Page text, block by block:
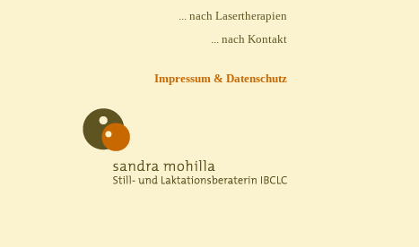
... nach Lasertherapien
... nach Kontakt
Impressum & Datenschutz